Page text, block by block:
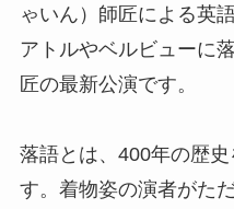
ゃいん）師匠による英
アトルやベルビューに
匠の最新公演です。
落語とは、400年の歴
す。着物姿の演者がた